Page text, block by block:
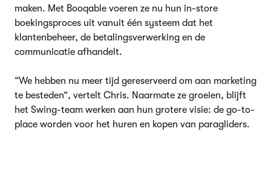
maken. Met Booqable voeren ze nu hun in-store
boekingsproces uit vanuit één systeem dat het
klantenbeheer, de betalingsverwerking en de
communicatie afhandelt.
“We hebben nu meer tijd gereserveerd om aan marketing
te besteden”, vertelt Chris. Naarmate ze groeien, blijft
het Swing-team werken aan hun grotere visie: de go-to-
place worden voor het huren en kopen van paragliders.